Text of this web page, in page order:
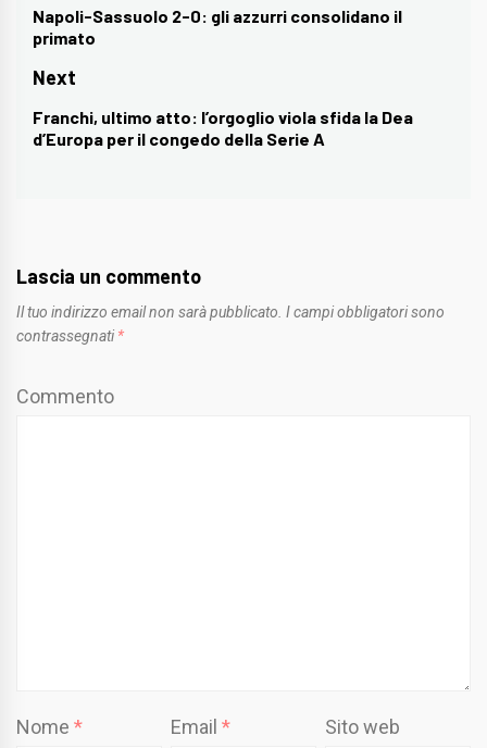
articoli
Previous
post:
Napoli-Sassuolo 2-0: gli azzurri consolidano il
primato
Next
Next
post:
Franchi, ultimo atto: l’orgoglio viola sfida la Dea
d’Europa per il congedo della Serie A
Lascia un commento
Il tuo indirizzo email non sarà pubblicato. I campi obbligatori sono
contrassegnati *
Commento
Nome * Email* Sito web